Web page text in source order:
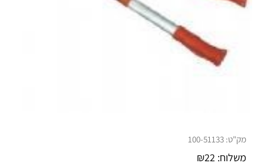
מק"ט: 100-51133
משלוח: ₪22